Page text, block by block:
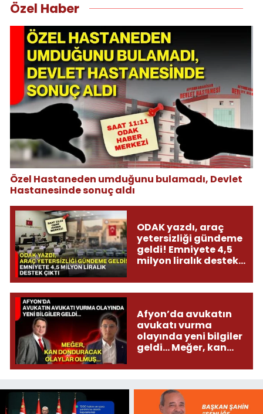
Özel Haber
Özel Hastaneden umduğunu bulamadı, Devlet
Hastanesinde sonuç aldı
ODAK yazdı, araç
yetersizliği gündeme
geldi! Emniyete 4,5
milyon liralık destek
Afyon’da avukatın
avukatı vurma
olayında yeni bilgiler
geldi... Meğer, kan
olmuş...